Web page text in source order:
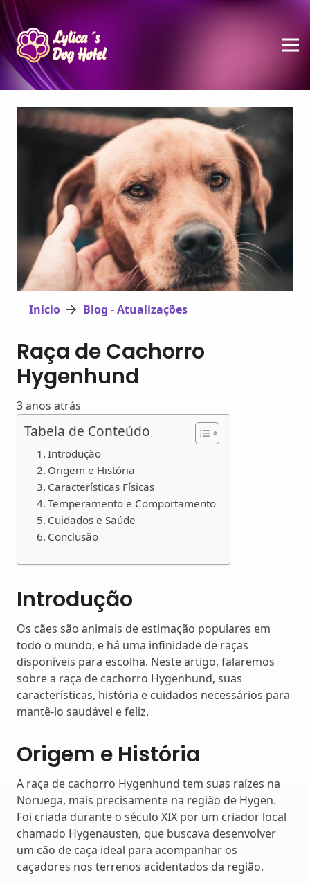
Início Blog - Atualizações
Raça de Cachorro
Hygenhund
3 anos atrás
Tabela de Conteúdo
Introdução
Origem e História
Características Físicas
Temperamento e Comportamento
Cuidados e Saúde
Conclusão
Introdução
Os cães são animais de estimação populares em
todo o mundo, e há uma infinidade de raças
disponíveis para escolha. Neste artigo, falaremos
sobre a raça de cachorro Hygenhund, suas
características, história e cuidados necessários para
mantê-lo saudável e feliz.
Origem e História
A raça de cachorro Hygenhund tem suas raízes na
Noruega, mais precisamente na região de Hygen.
Foi criada durante o século XIX por um criador local
chamado Hygenausten, que buscava desenvolver
um cão de caça ideal para acompanhar os
caçadores nos terrenos acidentados da região.